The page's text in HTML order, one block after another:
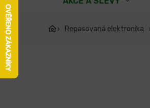
Repasovaná elektronika